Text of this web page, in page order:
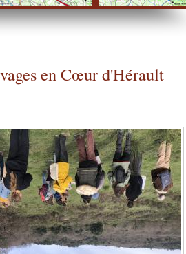
en Cœur d'Hérault